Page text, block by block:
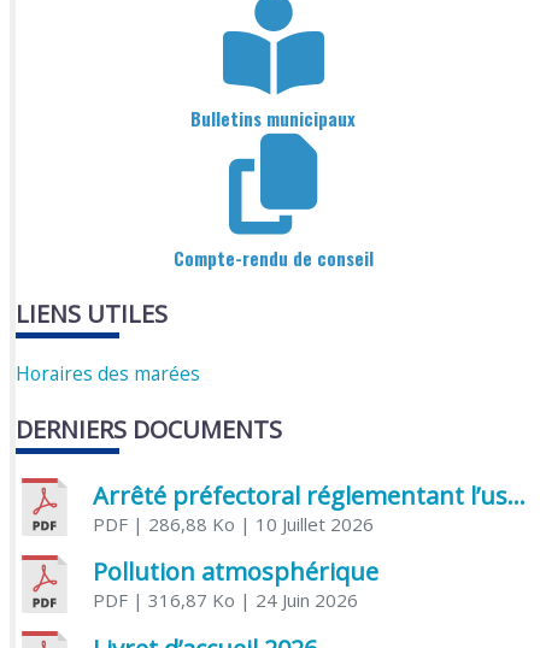
Bulletins municipaux
Compte-rendu de conseil
LIENS UTILES
Horaires des marées
DERNIERS DOCUMENTS
Arrêté préfectoral réglementant l’usage de l’eau
PDF| 286,88 Ko | 10 Juillet 2026
Pollution atmosphérique
PDF| 316,87 Ko | 24 Juin 2026